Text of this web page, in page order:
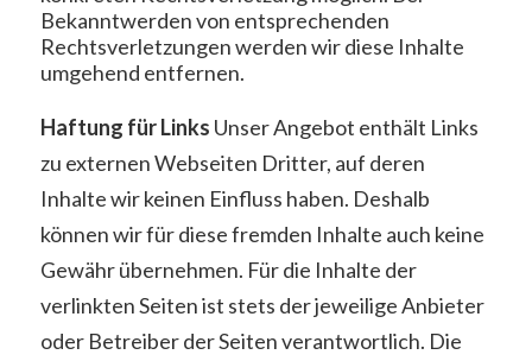
Bekanntwerden von entsprechenden
Rechtsverletzungen werden wir diese Inhalte
umgehend entfernen.
Haftung für Links Unser Angebot enthält Links
zu externen Webseiten Dritter, auf deren
Inhalte wir keinen Einfluss haben. Deshalb
können wir für diese fremden Inhalte auch keine
Gewähr übernehmen. Für die Inhalte der
verlinkten Seiten ist stets der jeweilige Anbieter
oder Betreiber der Seiten verantwortlich. Die